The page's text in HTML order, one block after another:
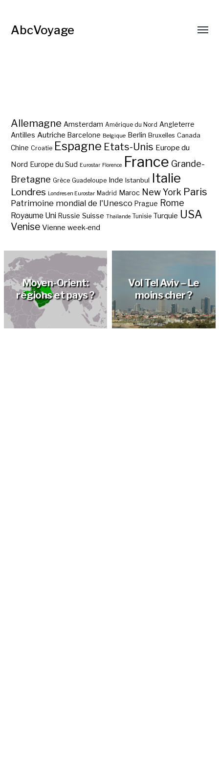
AbcVoyage
Allemagne Amsterdam Amérique du Nord Angleterre
Antilles Autriche Barcelone Belgique Berlin Bruxelles Canada
Chine Croatie Espagne Etats-Unis Europe du
Nord Europe du Sud Eurostar Florence France Grande-
Bretagne Grèce Guadeloupe Inde Istanbul Italie
Londres Londres en Eurostar Madrid Maroc New York Paris
Patrimoine mondial de l'Unesco Prague Rome
Royaume Uni Russie Suisse Thaïlande Tunisie Turquie USA
Venise Vienne week-end
Moyen-Orient:
régions et pays ?
Vol Tel Aviv – Le
moins cher ?